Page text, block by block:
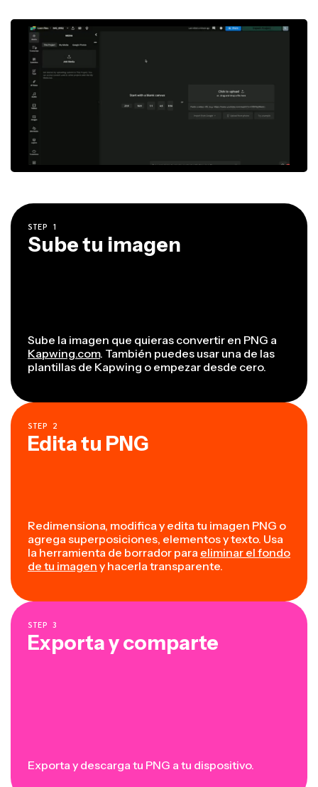
STEP 1
Sube tu imagen
Sube la imagen que quieras convertir en PNG a
Kapwing.com. También puedes usar una de las
plantillas de Kapwing o empezar desde cero.
STEP 2
Edita tu PNG
Redimensiona, modifica y edita tu imagen PNG o
agrega superposiciones, elementos y texto. Usa
la herramienta de borrador para eliminar el fondo
de tu imagen y hacerla transparente.
STEP 3
Exporta y comparte
Exporta y descarga tu PNG a tu dispositivo.